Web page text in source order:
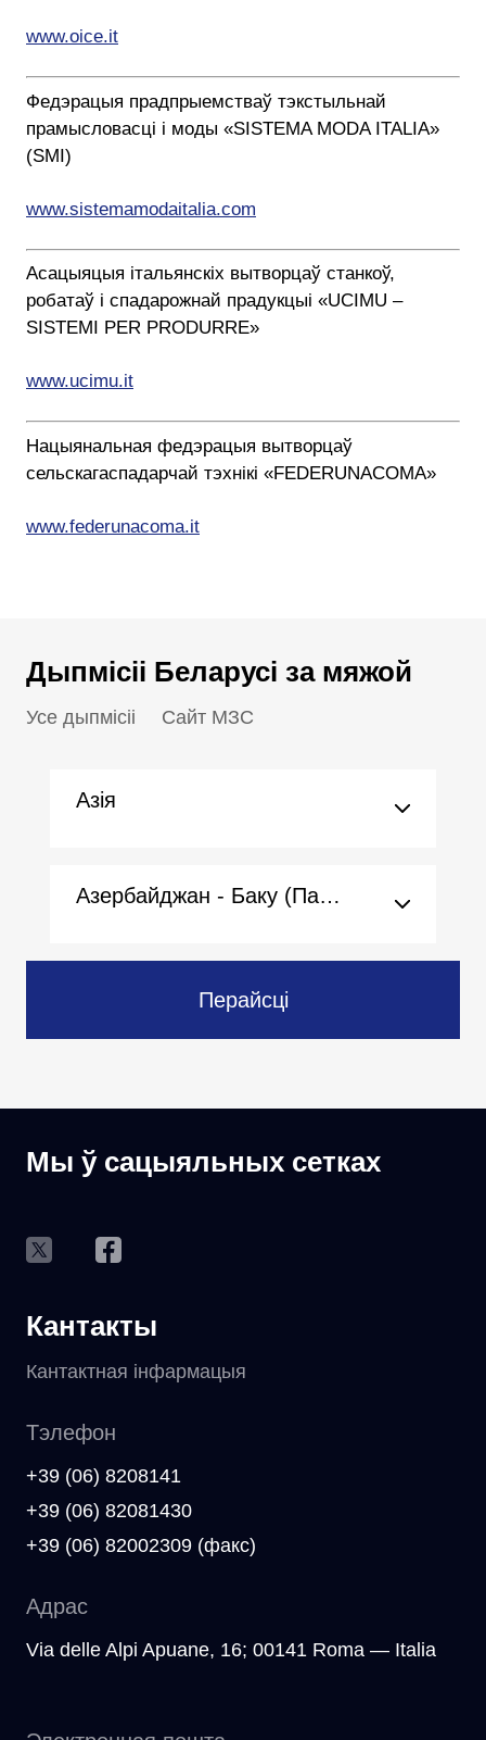
www.oice.it
Федэрацыя прадпрыемстваў тэкстыльнай
прамысловасці і моды «SISTEMA MODA ITALIA»
(SMI)
www.sistemamodaitalia.com
Асацыяцыя італьянскіх вытворцаў станкоў,
робатаў і спадарожнай прадукцыі «UCIMU –
SISTEMI PER PRODURRE»
www.ucimu.it
Нацыянальная федэрацыя вытворцаў
сельскагаспадарчай тэхнікі «FEDERUNACOMA»
www.federunacoma.it
Дыпмісіі Беларусі за мяжой
Усе дыпмісіі Сайт МЗС
Азія
Азербайджан - Баку (Пасольства)
Перайсці
Мы ў сацыяльных сетках
Кантакты
Кантактная інфармацыя
Тэлефон
+39 (06) 8208141
+39 (06) 82081430
+39 (06) 82002309 (факс)
Адрас
Via delle Alpi Apuane, 16; 00141 Roma — Italia